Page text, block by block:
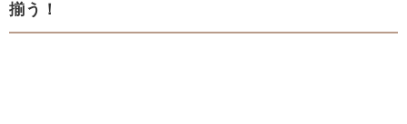
揃う！